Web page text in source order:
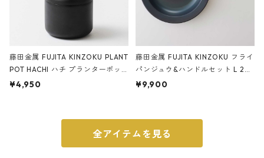
藤田金属 FUJITA KINZOKU PLANT
POT HACHI ハチ プランターポッ
ト 3号 ブラック
¥4,950
藤田金属 FUJITA KINZOKU フライ
パンジュウ&ハンドルセット L 24c
m ガス火・IH対応 鉄フライパン
¥9,900
全アイテムを見る